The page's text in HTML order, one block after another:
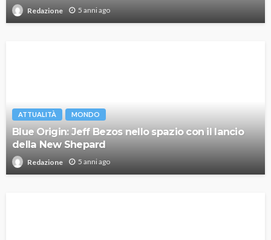
Redazione 5 anni ago
ATTUALITÀ MONDO
Blue Origin: Jeff Bezos nello spazio con il lancio
della New Shepard
Redazione 5 anni ago